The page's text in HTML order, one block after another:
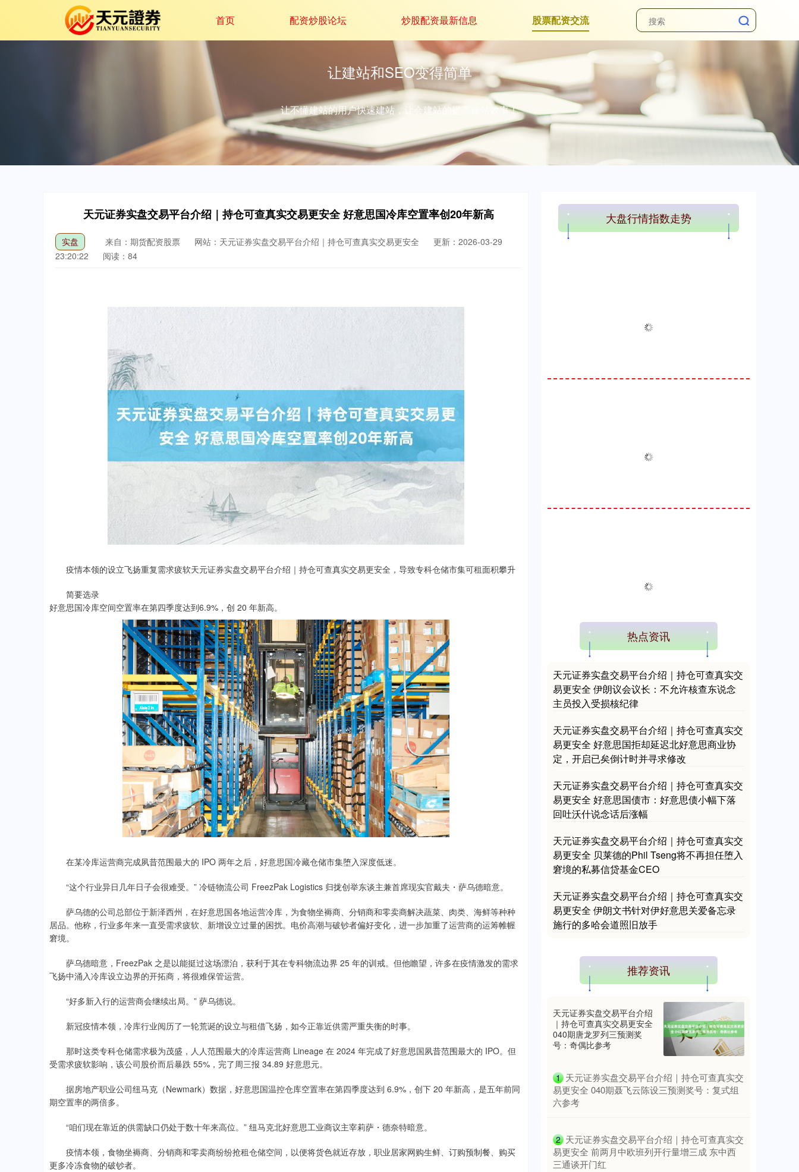
首页 配资炒股论坛 炒股配资最新信息 股票配资交流
让建站和SEO变得简单
让不懂建站的用户快速建站，让会建站的提高建站效率！
天元证券实盘交易平台介绍｜持仓可查真实交易更安全 好意思国冷库空置率创20年新高
实盘 来自：期货配资股票 网站：天元证券实盘交易平台介绍｜持仓可查真实交易更安全
更新：2026-03-29
23:20:22
阅读：84
疫情本领的设立飞扬重复需求疲软天元证券实盘交易平台介绍｜持仓可查真实交易更安全，导致专科仓储市集可租面积攀升
简要选录
好意思国冷库空间空置率在第四季度达到6.9%，创 20 年新高。
在某冷库运营商完成夙昔范围最大的 IPO 两年之后，好意思国冷藏仓储市集堕入深度低迷。
“这个行业异日几年日子会很难受。” 冷链物流公司 FreezPak Logistics 归拢创举东谈主兼首席现实官戴夫・萨乌德暗意。
萨乌德的公司总部位于新泽西州，在好意思国各地运营冷库，为食物坐褥商、分销商和零卖商解决蔬菜、肉类、海鲜等种种
居品。他称，行业多年来一直受需求疲软、新增设立过量的困扰。电价高潮与破钞者偏好变化，进一步加重了运营商的运筹帷幄
窘境。
萨乌德暗意，FreezPak 之是以能挺过这场漂泊，获利于其在专科物流边界 25 年的训戒。但他瞻望，许多在疫情激发的需求
飞扬中涌入冷库设立边界的开拓商，将很难保管运营。
“好多新入行的运营商会继续出局。” 萨乌德说。
新冠疫情本领，冷库行业阅历了一轮荒诞的设立与租借飞扬，如今正靠近供需严重失衡的时事。
那时这类专科仓储需求极为茂盛，人人范围最大的冷库运营商 Lineage 在 2024 年完成了好意思国夙昔范围最大的 IPO。但
受需求疲软影响，该公司股价而后暴跌 55%，完了周三报 34.89 好意思元。
据房地产职业公司纽马克（Newmark）数据，好意思国温控仓库空置率在第四季度达到 6.9%，创下 20 年新高，是五年前同
期空置率的两倍多。
“咱们现在靠近的供需缺口仍处于数十年来高位。” 纽马克北好意思工业商议主宰莉萨・德奈特暗意。
疫情本领，食物坐褥商、分销商和零卖商纷纷抢租仓储空间，以便将货色就近存放，职业居家网购生鲜、订购预制餐、购买
更多冷冻食物的破钞者。
大盘行情指数走势
热点资讯
天元证券实盘交易平台介绍｜持仓可查真实交
易更安全 伊朗议会议长：不允许核查东说念
主员投入受损核纪律
天元证券实盘交易平台介绍｜持仓可查真实交
易更安全 好意思国拒却延迟北好意思商业协
定，开启已矣倒计时并寻求修改
天元证券实盘交易平台介绍｜持仓可查真实交
易更安全 好意思国债市：好意思债小幅下落
回吐沃什说念话后涨幅
天元证券实盘交易平台介绍｜持仓可查真实交
易更安全 贝莱德的Phil Tseng将不再担任堕入
窘境的私募信贷基金CEO
天元证券实盘交易平台介绍｜持仓可查真实交
易更安全 伊朗文书针对伊好意思关爱备忘录
施行的多哈会道照旧放手
推荐资讯
天元证券实盘交易平台介绍
｜持仓可查真实交易更安全
040期唐龙罗列三预测奖
号：奇偶比参考
1 ​天元证券实盘交易平台介绍｜持仓可查真实交
易更安全 040期聂飞云陈设三预测奖号：复式组
六参考
2 ​天元证券实盘交易平台介绍｜持仓可查真实交
易更安全 前两月中欧班列开行量增三成 东中西
三通谈开门红